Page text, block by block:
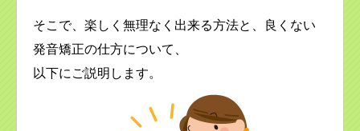
そこで、楽しく無理なく出来る方法と、良くない
発音矯正の仕方について、
以下にご説明します。